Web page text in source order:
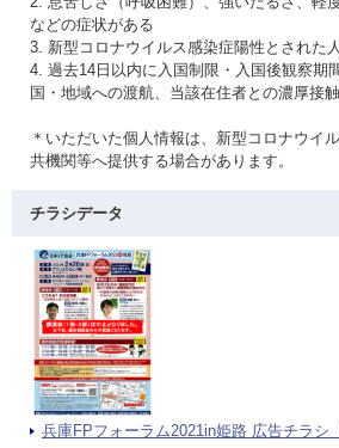
などの症状がある
3. 新型コロナウイルス感染症陽性とされた
4. 過去14日以内に入国制限・入国後観察期
国・地域への渡航、当該在住者との濃厚接触
＊いただいた個人情報は、新型コロナウイ
共機関等へ提供する場合があります。
チラシデータ
兵庫FPフォーラム2021in姫路 広告チラシ